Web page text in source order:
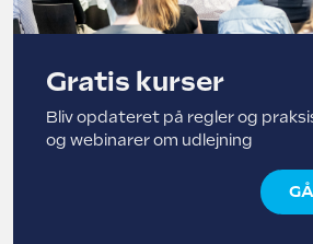
Gratis kurser
Bliv opdateret på regler og
og webinarer om udlejning